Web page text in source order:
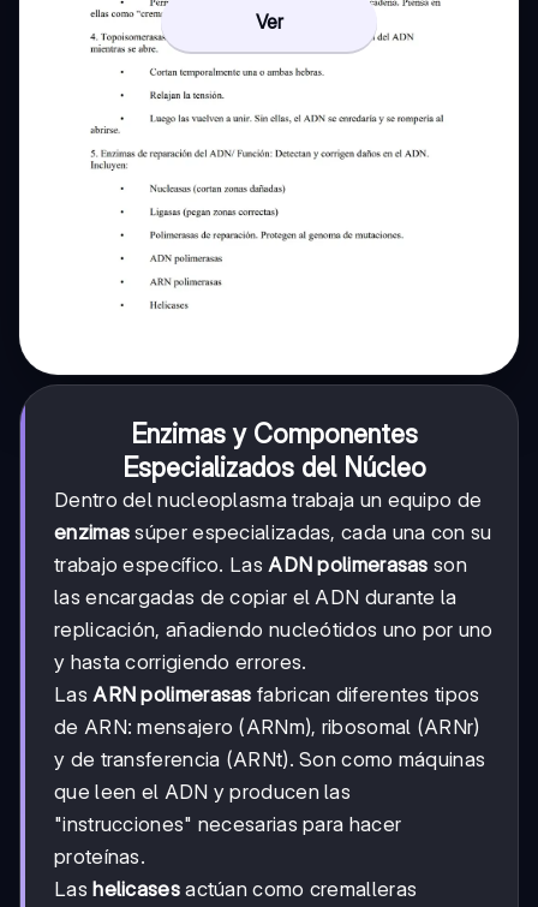
Ver
Enzimas y Componentes
Especializados del Núcleo
Dentro del nucleoplasma trabaja un equipo de
enzimas súper especializadas, cada una con su
trabajo específico. Las ADN polimerasas son
las encargadas de copiar el ADN durante la
replicación, añadiendo nucleótidos uno por uno
y hasta corrigiendo errores.
Las ARN polimerasas fabrican diferentes tipos
de ARN: mensajero (ARNm), ribosomal (ARNr)
y de transferencia (ARNt). Son como máquinas
que leen el ADN y producen las
"instrucciones" necesarias para hacer
proteínas.
Lashelicasesactúan como cremalleras